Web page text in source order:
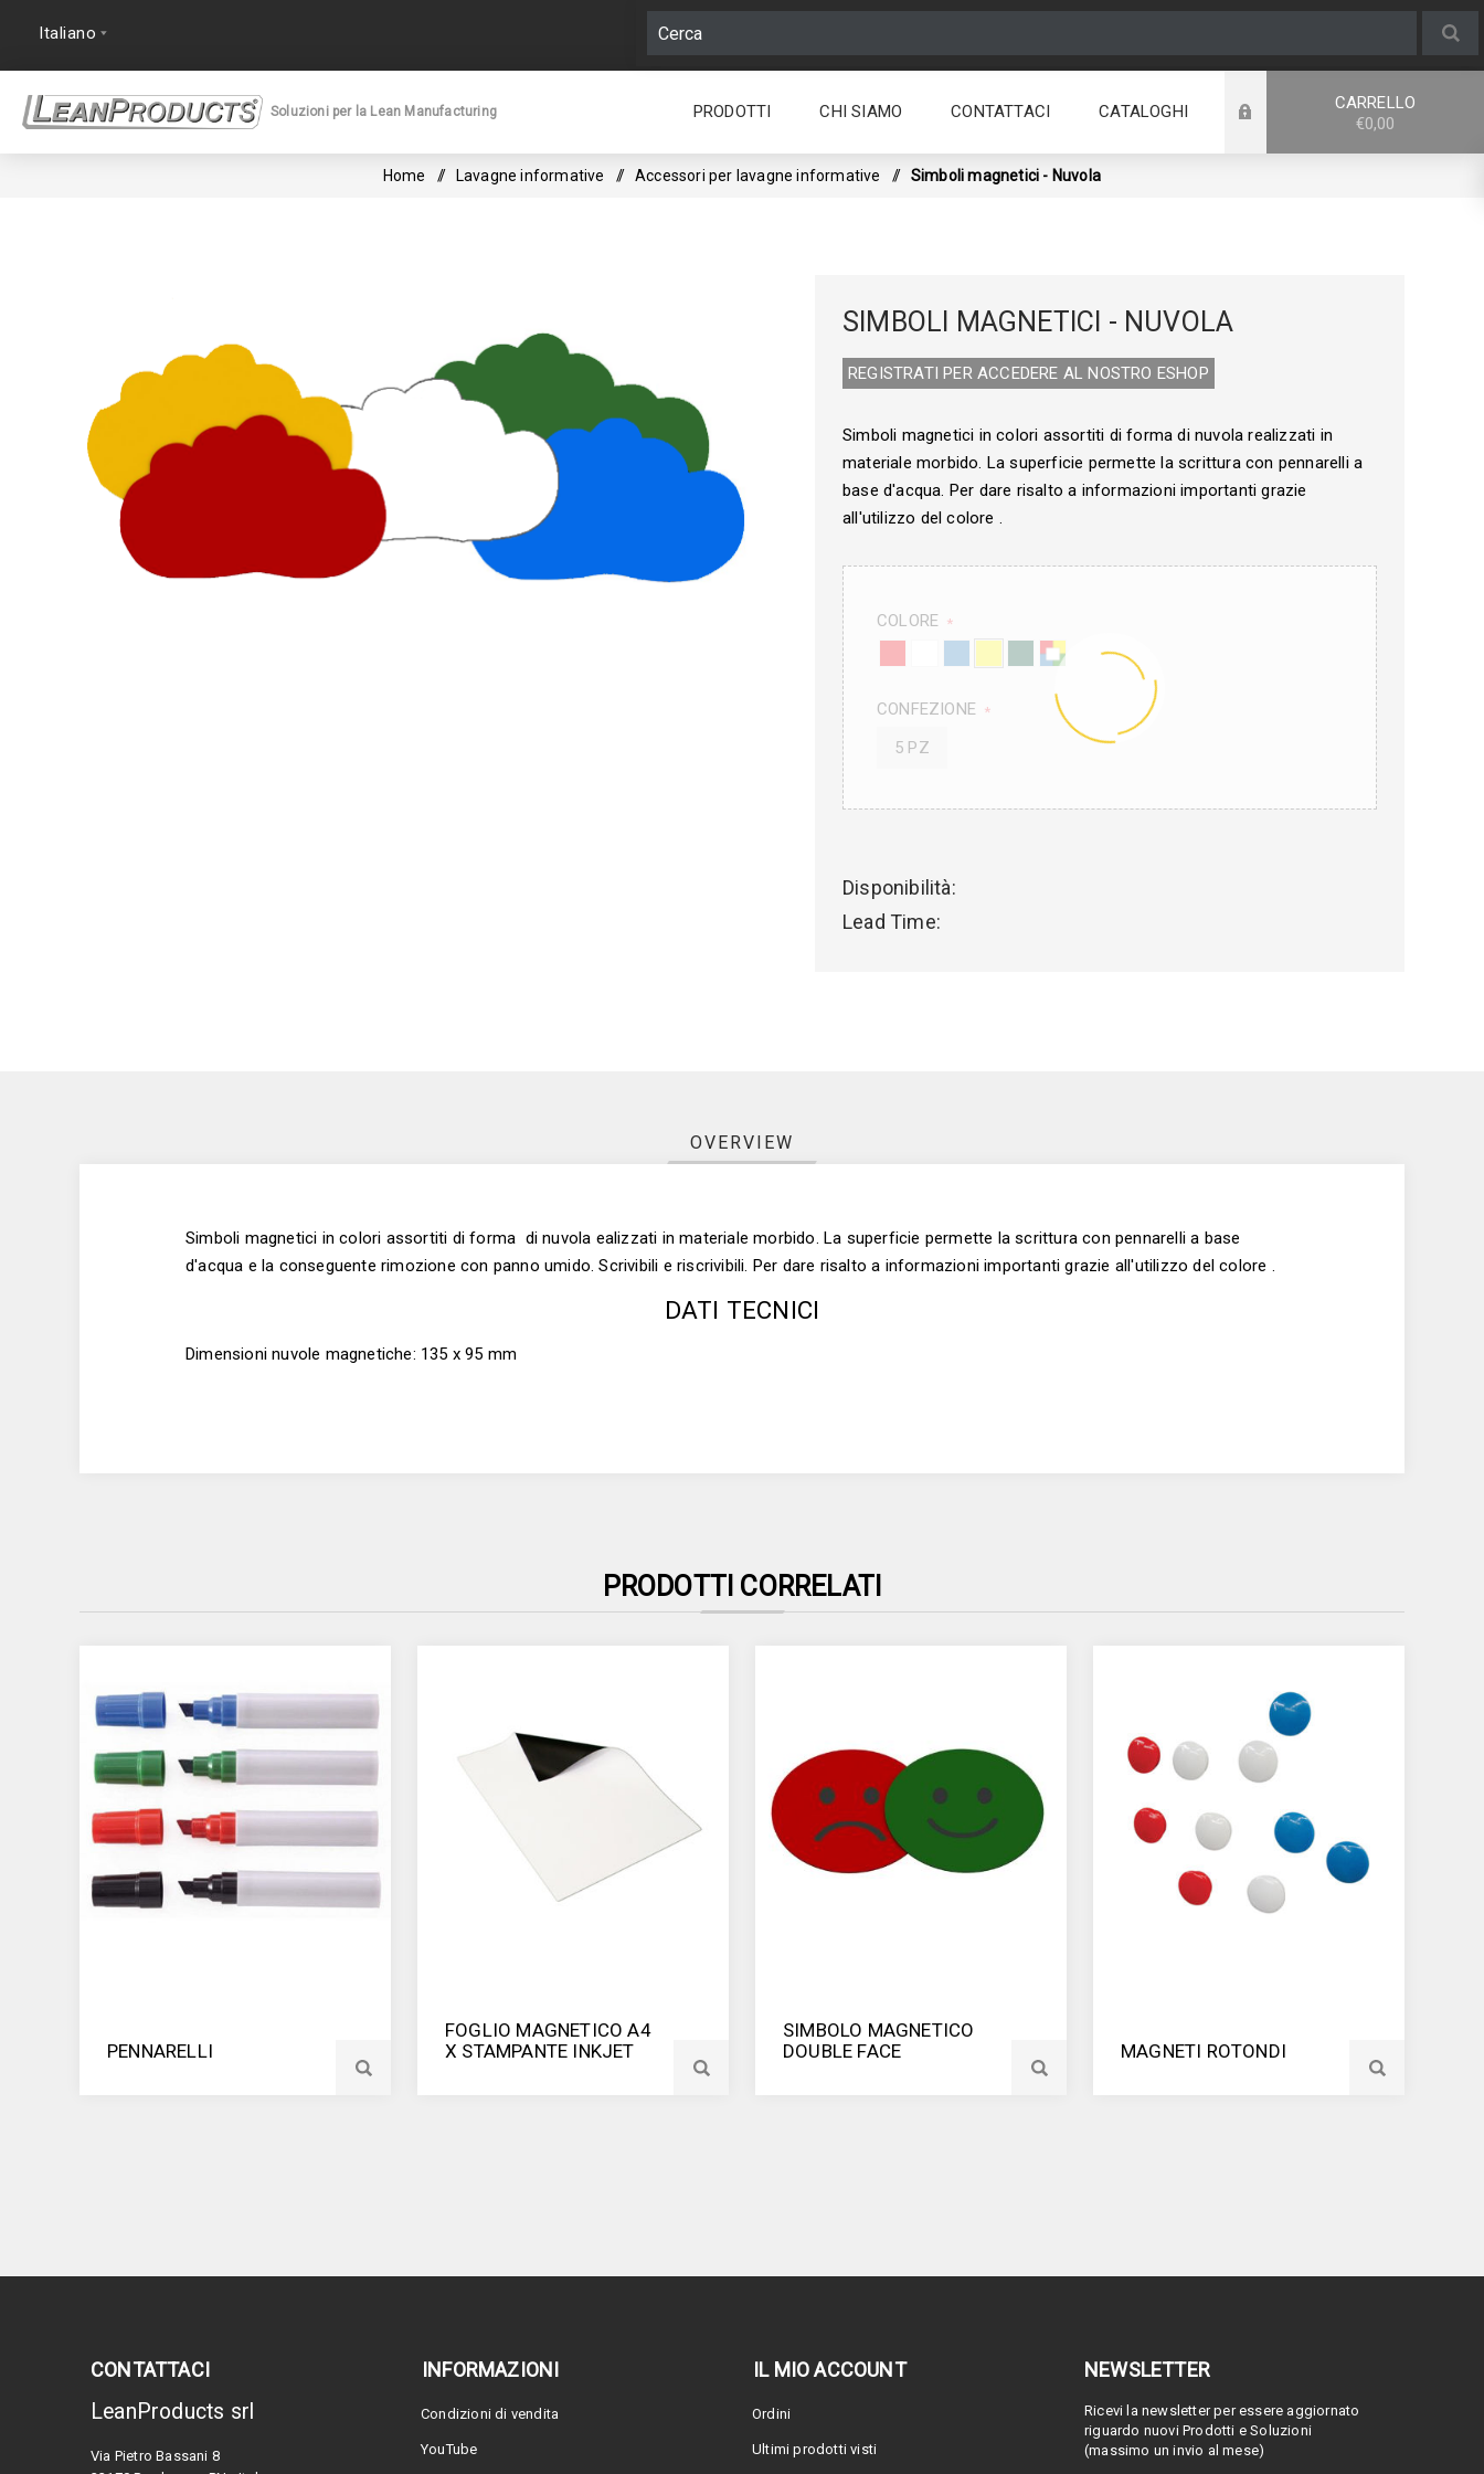
Soluzioni per la Lean Manufacturing PRODOTTI CHI SIAMO CONTATTACI CATALOGHI
CARRELLO
€0,00
Home / Lavagne informative / Accessori per lavagne informative / Simboli magnetici - Nuvola
SIMBOLI MAGNETICI - NUVOLA
REGISTRATI PER ACCEDERE AL NOSTRO E­SHOP
Simboli magnetici in colori assortiti di forma di nuvola realizzati in
materiale morbido. La superficie permette la scrittura con pennarelli a
base d'acqua. Per dare risalto a informazioni importanti grazie
all'utilizzo del colore .
COLORE *
CONFEZIONE *
5 PZ
Disponibilità:
Lead Time:
OVERVIEW
Simboli magnetici in colori assortiti di forma di nuvola ealizzati in materiale morbido. La superficie permette la scrittura con pennarelli a base
d'acqua e la conseguente rimozione con panno umido. Scrivibili e riscrivibili. Per dare risalto a informazioni importanti grazie all'utilizzo del colore .
DATI TECNICI
Dimensioni nuvole magnetiche: 135 x 95 mm
PRODOTTI CORRELATI
PENNARELLI
FOGLIO MAGNETICO A4
X STAMPANTE INKJET
SIMBOLO MAGNETICO
DOUBLE FACE
MAGNETI ROTONDI
CONTATTACI
LeanProducts srl
Via Pietro Bassani 8
INFORMAZIONI
Condizioni di vendita
YouTube
IL MIO ACCOUNT
Ordini
Ultimi prodotti visti
NEWSLETTER
Ricevi la newsletter per essere aggiornato
riguardo nuovi Prodotti e Soluzioni
(massimo un invio al mese)